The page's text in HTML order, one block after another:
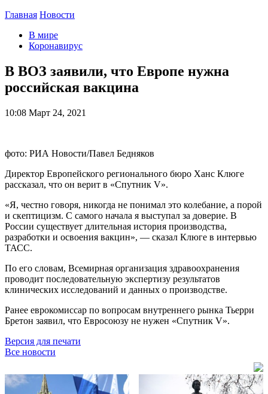
Главная Новости
В мире
Коронавирус
В ВОЗ заявили, что Европе нужна
российская вакцина
10:08 Март 24, 2021
фото: РИА Новости/Павел Бедняков
Директор Европейского регионального бюро Ханс Клюге
рассказал, что он верит в «Спутник V».
«Я, честно говоря, никогда не понимал это колебание, а порой
и скептицизм. С самого начала я выступал за доверие. В
России существует длительная история производства,
разработки и освоения вакцин», — сказал Клюге в интервью
ТАСС.
По его словам, Всемирная организация здравоохранения
проводит последовательную экспертизу результатов
клинических исследований и данных о производстве.
Ранее еврокомиссар по вопросам внутреннего рынка Тьерри
Бретон заявил, что Евросоюзу не нужен «Спутник V».
Версия для печати
Все новости